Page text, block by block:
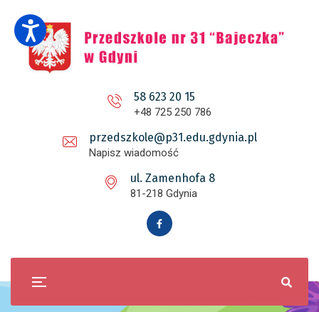
58 623 20 15
+48 725 250 786
przedszkole@p31.edu.gdynia.pl
Napisz wiadomość
ul. Zamenhofa 8
81-218 Gdynia